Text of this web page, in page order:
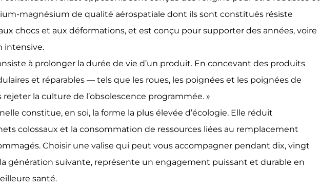
magnésium de qualité aérospatiale dont ils sont constitués résiste
chocs et aux déformations, et est conçu pour supporter des années, voire
intensive.
à prolonger la durée de vie d’un produit. En concevant des produits
et réparables — tels que les roues, les poignées et les poignées de
la culture de l’obsolescence programmée. »
constitue, en soi, la forme la plus élevée d’écologie. Elle réduit
colossaux et la consommation de ressources liées au remplacement
Choisir une valise qui peut vous accompagner pendant dix, vingt
génération suivante, représente un engagement puissant et durable en
santé.